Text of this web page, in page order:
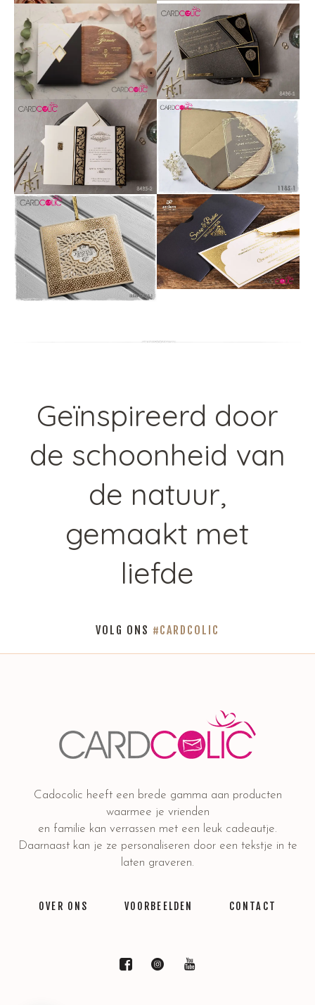
Geïnspireerd door
de schoonheid van
de natuur,
gemaakt met
liefde
VOLG ONS #CARDCOLIC
Cadocolic heeft een brede gamma aan producten
waarmee je vrienden
en familie kan verrassen met een leuk cadeautje.
Daarnaast kan je ze personaliseren door een tekstje in te
laten graveren.
OVER ONS VOORBEELDEN CONTACT